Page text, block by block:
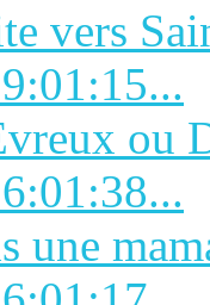
vers
ou
une